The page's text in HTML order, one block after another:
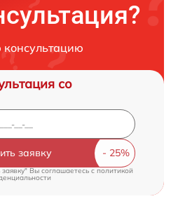
со
заявку
Вы соглашаетесь c политикой